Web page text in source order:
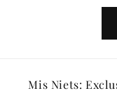
Mis Niets: